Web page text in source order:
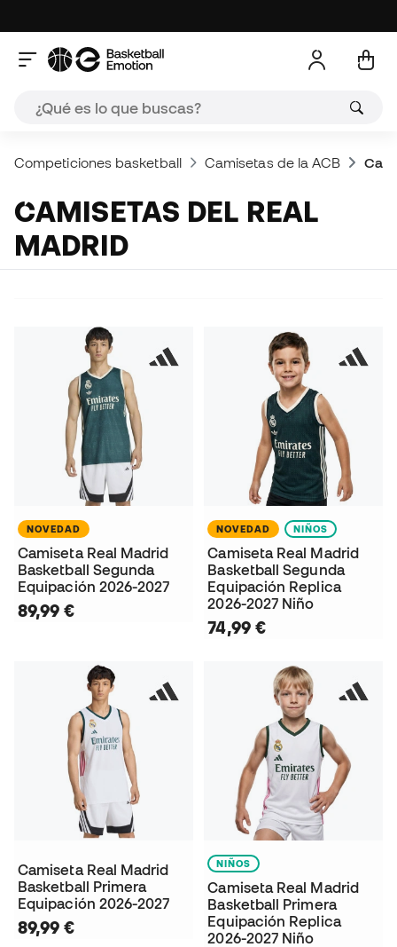
Competiciones basketball Camisetas de la ACB
CAMISETAS DEL REAL
MADRID
NOVEDAD
Camiseta Real Madrid
Basketball Segunda
Equipación 2026-2027
89,99 €
NOVEDAD NIÑOS
Camiseta Real Madrid
Basketball Segunda
Equipación Replica
2026-2027 Niño
74,99 €
Camiseta Real Madrid
Basketball Primera
Equipación 2026-2027
89,99 €
NIÑOS
Camiseta Real Madrid
Basketball Primera
Equipación Replica
2026-2027 Niño